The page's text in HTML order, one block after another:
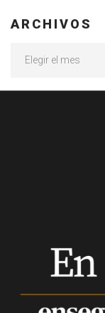
ARCHIVOS